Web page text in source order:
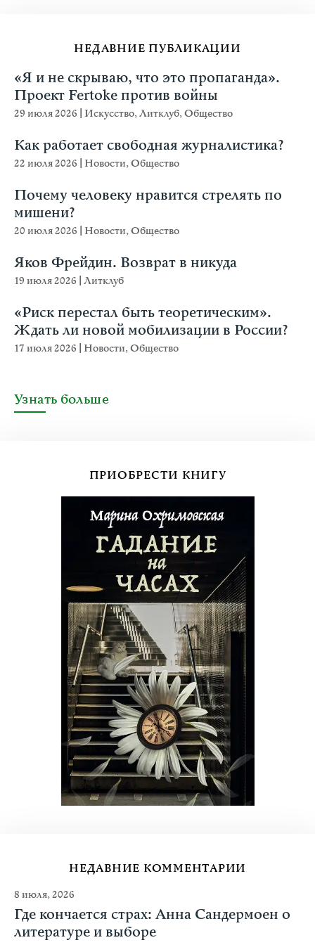
НЕДАВНИЕ ПУБЛИКАЦИИ
«Я и не скрываю, что это пропаганда».
Проект Fertoke против войны
29 июля 2026 Искусство,Литклуб,Общество
Как работает свободная журналистика?
22 июля 2026 Новости,Общество
Почему человеку нравится стрелять по
мишени?
20 июля 2026 Новости,Общество
Яков Фрейдин. Возврат в никуда
19 июля 2026 Литклуб
«Риск перестал быть теоретическим».
Ждать ли новой мобилизации в России?
17 июля 2026 Новости,Общество
Узнать больше
ПРИОБРЕСТИ КНИГУ
НЕДАВНИЕ КОММЕНТАРИИ
8 июля, 2026
Где кончается страх: Анна Сандермоен о
литературе и выборе